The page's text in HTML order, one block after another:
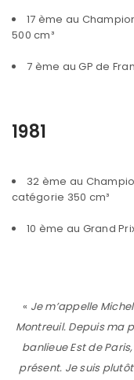
17 ème au
500 cm³
7 ème au GP de
1981
32 ème au
catégorie 350 cm³
10 ème au Grand
« Je m’appelle
Montreuil. Depuis ma
banlieue Est de
présent. Je suis